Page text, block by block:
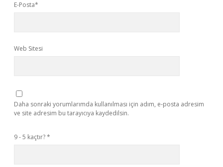
E-Posta*
Web Sitesi
Daha sonraki yorumlarımda kullanılması için adım, e-posta adresim
ve site adresim bu tarayıcıya kaydedilsin.
9 - 5 kaçtır?*